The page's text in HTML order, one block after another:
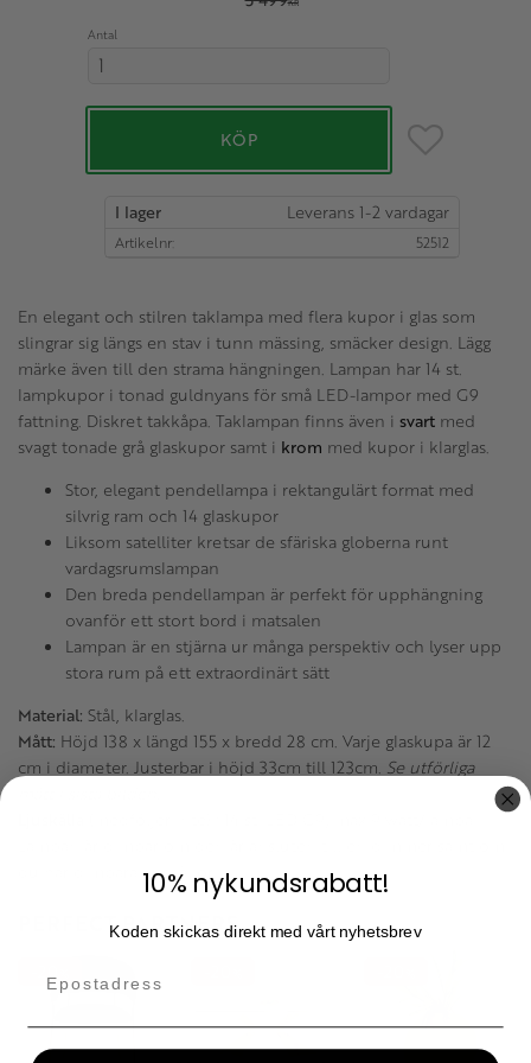
KR
Antal
KÖP Lägg till i
I lager
Artikelnr 52512
En elegant och stilren taklampa med flera kupor i glas som
slingrar sig längs en stav i tunn mässing, smäcker design. Lägg
märke även till den strama hängningen. Lampan har 14 st.
lampkupor i tonad guldnyans för små LED-lampor med G9
fattning. Diskret takkåpa. Taklampan finns även i svart med
svagt tonade grå glaskupor samt i krom med kupor i klarglas.
Stor, elegant pendellampa i rektangulärt format med
silvrig ram och 14 glaskupor
Liksom satelliter kretsar de sfäriska globerna runt
vardagsrumslampan
Den breda pendellampan är perfekt för upphängning
ovanför ett stort bord i matsalen
Lampan är en stjärna ur många perspektiv och lyser upp
stora rum på ett extraordinärt sätt
Material: Stål, klarglas.
Mått: Höjd 138 x längd 155 x bredd 28 cm. Varje glaskupa är 12
cm i diameter. Justerbar i höjd 33cm till 123cm. Se utförliga
du har dimbara ljuskällor.
PERFECT PARTNERS
20
10% nykundsrabatt!
Koden skickas direkt med vårt nyhetsbrev